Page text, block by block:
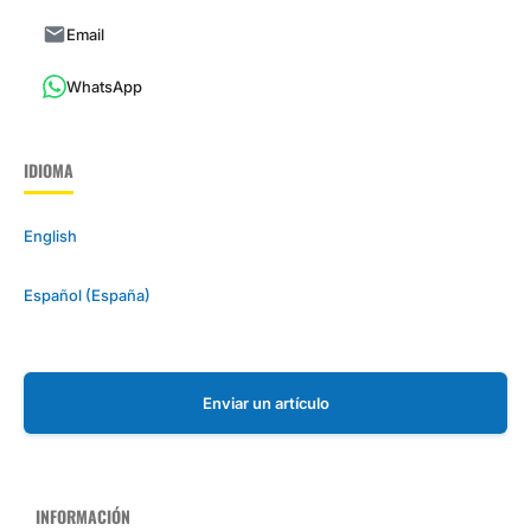
Email
WhatsApp
IDIOMA
English
Español (España)
Enviar un artículo
INFORMACIÓN